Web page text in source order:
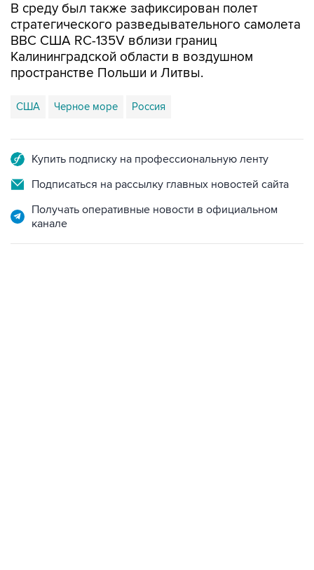
В среду был также зафиксирован полет
стратегического разведывательного самолета
ВВС США RC-135V вблизи границ
Калининградской области в воздушном
пространстве Польши и Литвы.
США Черное море Россия
Купить подписку на профессиональную ленту
Подписаться на рассылку главных новостей сайта
Получать оперативные новости в официальном
канале